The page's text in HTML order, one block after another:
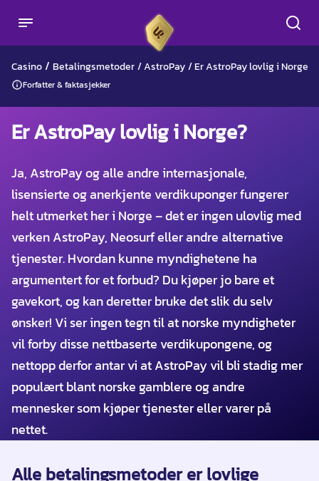
Casino/ Betalingsmetoder/AstroPay/Er AstroPay lovlig i Norge?
Forfatter & faktasjekker
Er AstroPay lovlig i Norge?
Ja, AstroPay og alle andre internasjonale,
lisensierte og anerkjente verdikuponger fungerer
helt utmerket her i Norge – det er ingen ulovlig med
verken AstroPay, Neosurf eller andre alternative
tjenester. Hvordan kunne myndighetene ha
argumentert for et forbud? Du kjøper jo bare et
gavekort, og kan deretter bruke det slik du selv
ønsker! Vi ser ingen tegn til at norske myndigheter
vil forby disse nettbaserte verdikupongene, og
nettopp derfor antar vi at AstroPay vil bli stadig mer
populært blant norske gamblere og andre
mennesker som kjøper tjenester eller varer på
nettet.
Alle betalingsmetoder er lovlige